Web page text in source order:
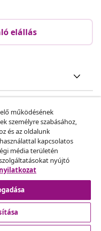
elállás
működésének
személyre szabásához,
és az oldalunk
kapcsolatos
média területén
nyújtó